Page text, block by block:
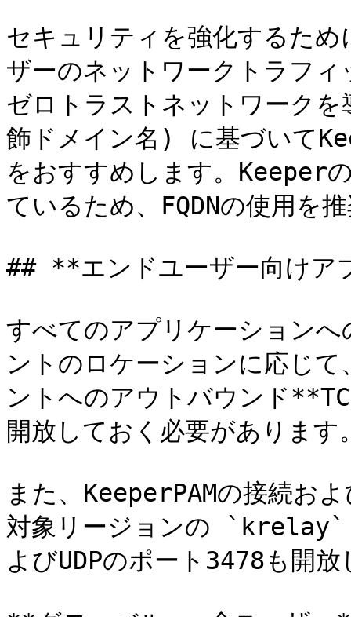
セキュリティを強化するた
ザーのネットワークトラフ
ゼロトラストネットワーク
飾ドメイン名) に基づいて
をおすすめします。Keeper
ているため、FQDNの使用を
## **エンドユーザー向けア
すべてのアプリケーション
ントのロケーションに応じ
ントへのアウトバウンド
開放しておく必要があります
また、KeeperPAMの接続お
対象リージョンの `krelay`
よびUDPのポート3478も開